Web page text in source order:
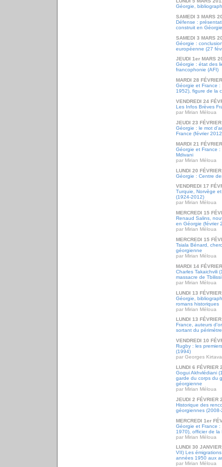
Géorgie,
SAMEDI 3 MARS
Défense :
construit en
SAMEDI 3 MARS
Géorgie :
européenne (27
JEUDI 1er MARS
Géorgie : état des
francophonie (AFI)
MARDI 28
Géorgie et France
1952), figure de la
VENDREDI 24
Les Infos Brèves
par Mirian Méloua
JEUDI 23
Géorgie : le mot
France (février
MARDI 21
Géorgie et France
Mdivani
par Mirian Méloua
LUNDI 20
Géorgie : Centre
VENDREDI 17
Turquie, Norvège
(1924-2012)
par Mirian Méloua
MERCREDI 15
Renaud Salins,
en Géorgie (février
par Mirian Méloua
MERCREDI 15
Tsiala Bénard,
géorgienne
par Mirian Méloua
MARDI 14
Charles Takaichvili
massacre de
par Mirian Méloua
LUNDI 13
Géorgie,
romans historiques
par Mirian Méloua
LUNDI 13
France, auteurs
sortant du
VENDREDI 10
Rugby : les
(1994)
par Georges Kirtava
LUNDI 6 FÉVRIER
Gogui Akhvlédiani
garde du corps du
géorgienne
par Mirian Méloua
JEUDI 2 FÉVRIER
Historique des
géorgiennes (2008-
MERCREDI 1er
Géorgie et France
1970), officier de
par Mirian Méloua
LUNDI 30
VII) Les
années 1950 aux
par Mirian Méloua